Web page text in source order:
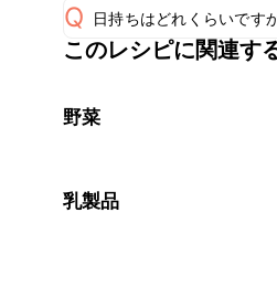
Q 日持ちはどれくらいです
保存期間は冷蔵で翌日中
※日持ちは目安です。
このレシピに関連す
野菜
乳製品